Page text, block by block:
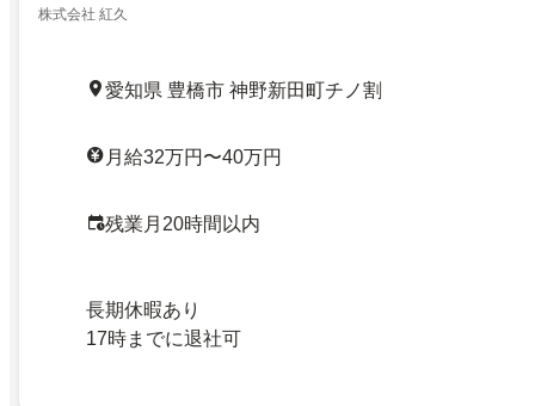
株式会社 紅久
愛知県 豊橋市 神野新田町チノ割
月給32万円〜40万円
残業月20時間以内
長期休暇あり
17時までに退社可